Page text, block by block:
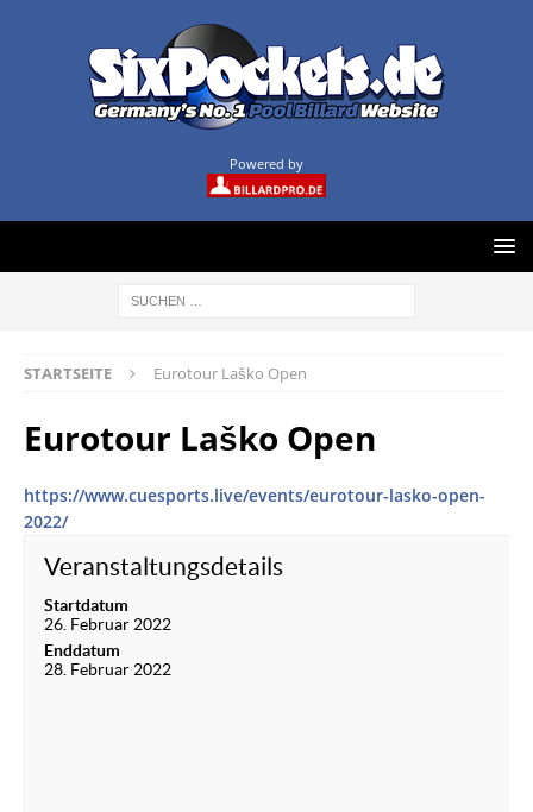
Powered by
STARTSEITE Eurotour Laško Open
Eurotour Laško Open
https://www.cuesports.live/events/eurotour-lasko-open-
2022/
Veranstaltungsdetails
Startdatum
26. Februar 2022
Enddatum
28. Februar 2022